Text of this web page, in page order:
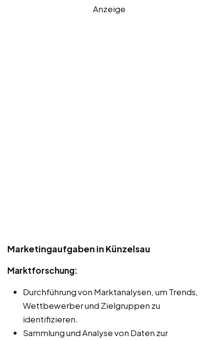
Anzeige
Marketingaufgaben in Künzelsau
Marktforschung:
Durchführung von Marktanalysen, um Trends,
Wettbewerber und Zielgruppen zu
identifizieren.
Sammlung und Analyse von Daten zur